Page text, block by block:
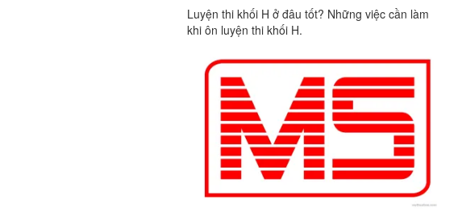
Luyện thi khối H ở đâu tốt? Những việc cần làm
khi ôn luyện thi khối H.